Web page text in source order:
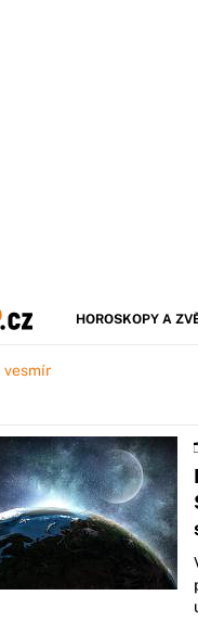
HOROSKOPY A
vesmír